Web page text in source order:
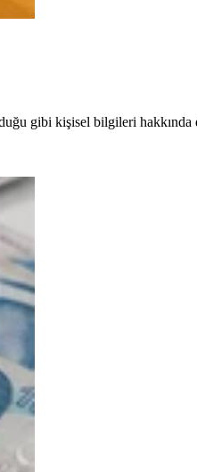
gibi kişisel bilgileri